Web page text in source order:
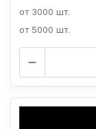
от 3000 шт.
от 5000 шт.